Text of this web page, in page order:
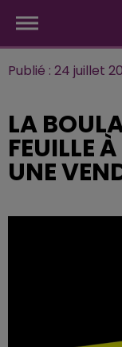
Publié : 24 juillet
LA
FEUILLE
UNE